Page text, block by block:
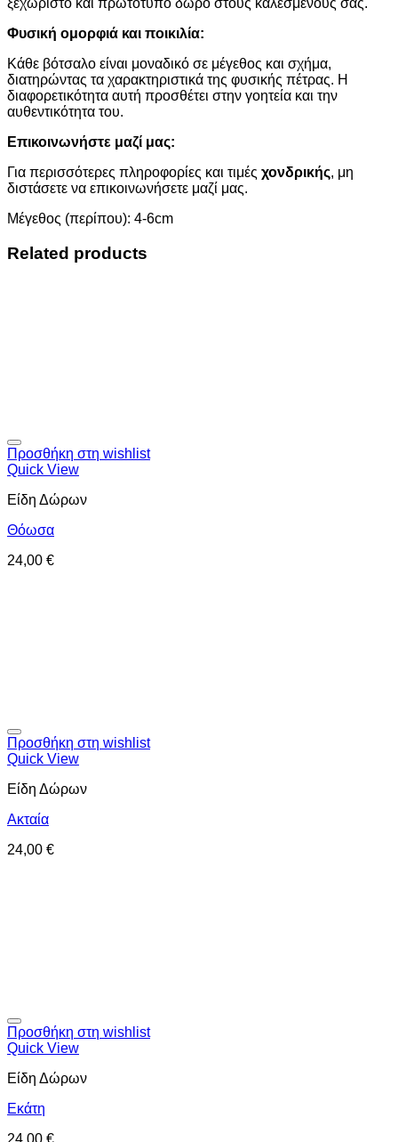
Φυσική ομορφιά και ποικιλία:
Κάθε βότσαλο είναι μοναδικό σε μέγεθος και σχήμα,
διατηρώντας τα χαρακτηριστικά της φυσικής πέτρας. Η
διαφορετικότητα αυτή προσθέτει στην γοητεία και την
αυθεντικότητα του.
Επικοινωνήστε μαζί μας:
Για περισσότερες πληροφορίες και τιμές χονδρικής, μη
διστάσετε να επικοινωνήσετε μαζί μας.
Μέγεθος (περίπου): 4-6cm
Related products
Προσθήκη στη wishlist
Quick View
Είδη Δώρων
Θόωσα
24,00 €
Προσθήκη στη wishlist
Quick View
Είδη Δώρων
Ακταία
24,00 €
Προσθήκη στη wishlist
Quick View
Είδη Δώρων
Εκάτη